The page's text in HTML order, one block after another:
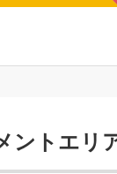
ントエリ